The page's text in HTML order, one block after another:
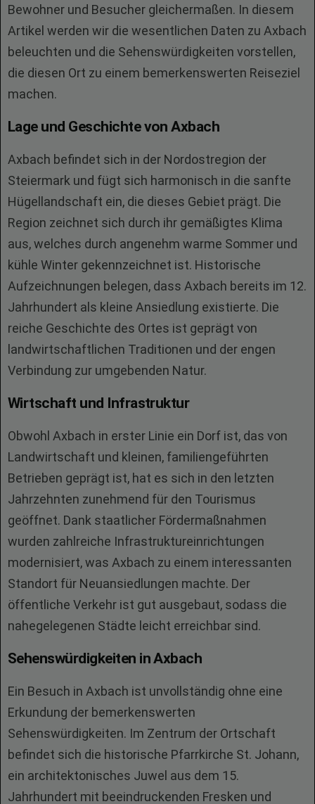
Bewohner und Besucher gleichermaßen. In diesem
Artikel werden wir die wesentlichen Daten zu Axbach
beleuchten und die Sehenswürdigkeiten vorstellen,
die diesen Ort zu einem bemerkenswerten Reiseziel
machen.
Lage und Geschichte von Axbach
Axbach befindet sich in der Nordostregion der
Steiermark und fügt sich harmonisch in die sanfte
Hügellandschaft ein, die dieses Gebiet prägt. Die
Region zeichnet sich durch ihr gemäßigtes Klima
aus, welches durch angenehm warme Sommer und
kühle Winter gekennzeichnet ist. Historische
Aufzeichnungen belegen, dass Axbach bereits im 12.
Jahrhundert als kleine Ansiedlung existierte. Die
reiche Geschichte des Ortes ist geprägt von
landwirtschaftlichen Traditionen und der engen
Verbindung zur umgebenden Natur.
Wirtschaft und Infrastruktur
Obwohl Axbach in erster Linie ein Dorf ist, das von
Landwirtschaft und kleinen, familiengeführten
Betrieben geprägt ist, hat es sich in den letzten
Jahrzehnten zunehmend für den Tourismus
geöffnet. Dank staatlicher Fördermaßnahmen
wurden zahlreiche Infrastruktureinrichtungen
modernisiert, was Axbach zu einem interessanten
Standort für Neuansiedlungen machte. Der
öffentliche Verkehr ist gut ausgebaut, sodass die
nahegelegenen Städte leicht erreichbar sind.
Sehenswürdigkeiten in Axbach
Ein Besuch in Axbach ist unvollständig ohne eine
Erkundung der bemerkenswerten
Sehenswürdigkeiten. Im Zentrum der Ortschaft
befindet sich die historische Pfarrkirche St. Johann,
ein architektonisches Juwel aus dem 15.
Jahrhundert mit beeindruckenden Fresken und